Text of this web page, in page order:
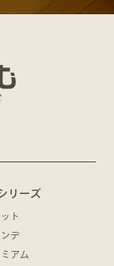
リーズ
ト
デ
アム